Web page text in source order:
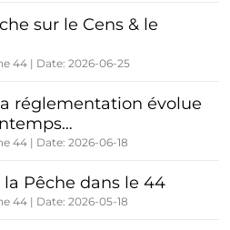
sur le Cens & le
44 Date: 2026-06-25
réglementation évolue
44 Date: 2026-06-18
Pêche dans le 44
44 Date: 2026-05-18